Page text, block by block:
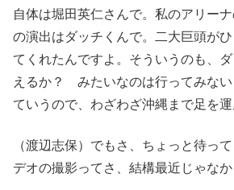
自体は堀田英仁さんで。私のアリーナ
の演出はダッチくんで。二大巨頭が
てくれたんですよ。そういうのも、
えるか？ みたいなのは行ってみない
ていうので、わざわざ沖縄まで足を運
（渡辺志保）でもさ、ちょっと待っ
デオの撮影ってさ、結構最近じゃな